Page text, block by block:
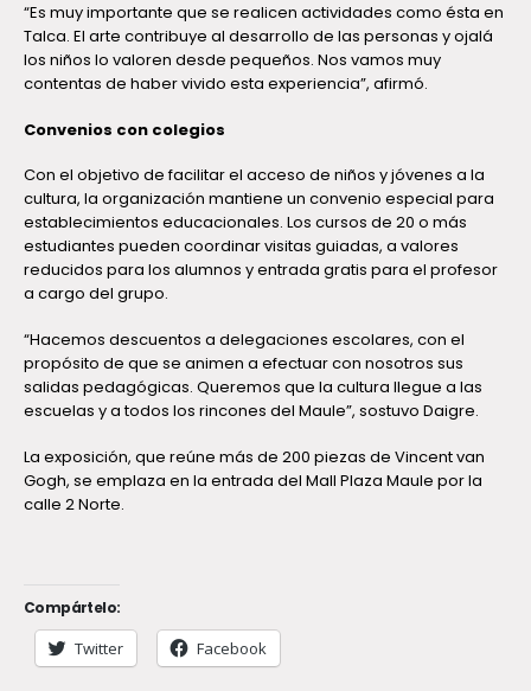
“Es muy importante que se realicen actividades como ésta en
Talca. El arte contribuye al desarrollo de las personas y ojalá
los niños lo valoren desde pequeños. Nos vamos muy
contentas de haber vivido esta experiencia”, afirmó.
Convenios con colegios
Con el objetivo de facilitar el acceso de niños y jóvenes a la
cultura, la organización mantiene un convenio especial para
establecimientos educacionales. Los cursos de 20 o más
estudiantes pueden coordinar visitas guiadas, a valores
reducidos para los alumnos y entrada gratis para el profesor
a cargo del grupo.
“Hacemos descuentos a delegaciones escolares, con el
propósito de que se animen a efectuar con nosotros sus
salidas pedagógicas. Queremos que la cultura llegue a las
escuelas y a todos los rincones del Maule”, sostuvo Daigre.
La exposición, que reúne más de 200 piezas de Vincent van
Gogh, se emplaza en la entrada del Mall Plaza Maule por la
calle 2 Norte.
Compártelo:
Twitter Facebook